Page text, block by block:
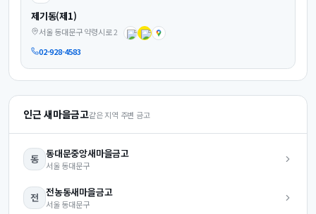
제기동(제1)
서울 동대문구 약령시로 2
02-928-4583
인근 새마을금고같은 지역 주변 금고
동 동대문중앙새마을금고
서울 동대문구
전 전농동새마을금고
서울 동대문구